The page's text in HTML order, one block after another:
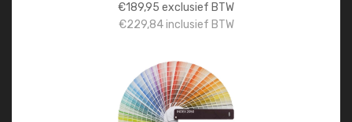
€189,95 exclusief BTW
€229,84inclusief BTW